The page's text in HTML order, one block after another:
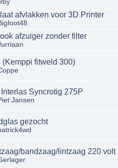
afvlakken voor 3D Printer
afzuiger zonder filter
(Kemppi fitweld 300)
Syncrotig 275P
Jansen
gezocht
bandzaag/lintzaag 220 volt